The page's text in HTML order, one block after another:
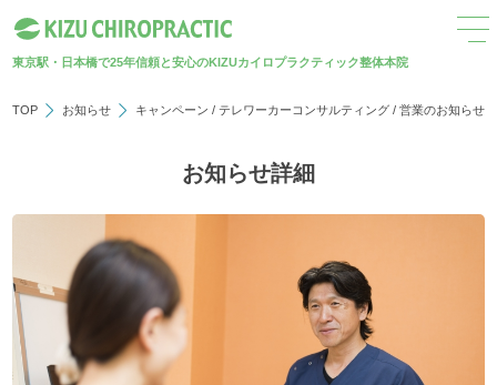
東京駅・日本橋で25年信頼と安心のKIZUカイロプラクティック整体本院
TOP お知らせ キャンペーン /テレワーカーコンサルティング /営業のお知らせ
お知らせ詳細